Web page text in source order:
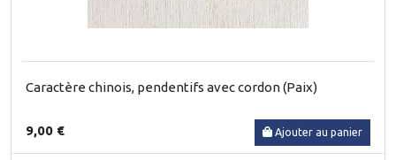
Caractère chinois, pendentifs avec cordon (Paix)
9,00 € Ajouter au panier